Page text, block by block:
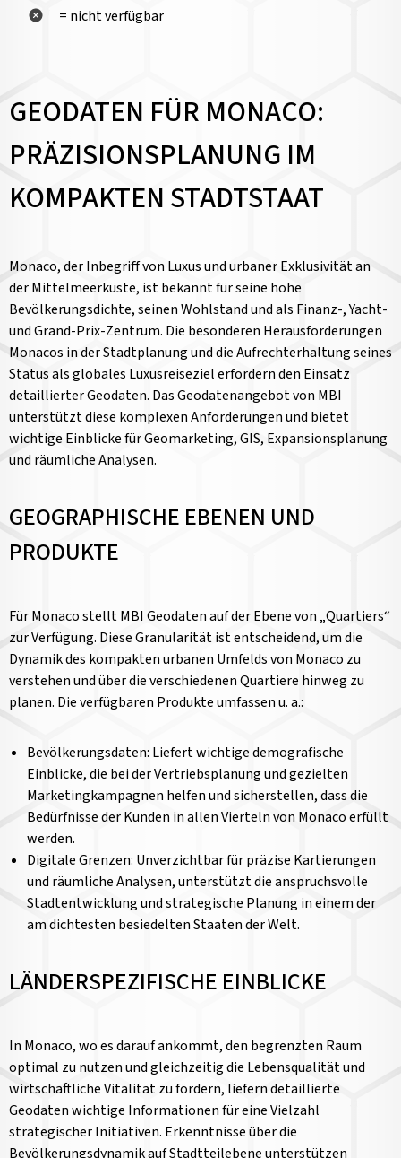
= nicht verfügbar
GEODATEN FÜR MONACO:
PRÄZISIONSPLANUNG IM
KOMPAKTEN STADTSTAAT
Monaco, der Inbegriff von Luxus und urbaner Exklusivität an
der Mittelmeerküste, ist bekannt für seine hohe
Bevölkerungsdichte, seinen Wohlstand und als Finanz-, Yacht-
und Grand-Prix-Zentrum. Die besonderen Herausforderungen
Monacos in der Stadtplanung und die Aufrechterhaltung seines
Status als globales Luxusreiseziel erfordern den Einsatz
detaillierter Geodaten. Das Geodatenangebot von MBI
unterstützt diese komplexen Anforderungen und bietet
wichtige Einblicke für Geomarketing, GIS, Expansionsplanung
und räumliche Analysen.
GEOGRAPHISCHE EBENEN UND
PRODUKTE
Für Monaco stellt MBI Geodaten auf der Ebene von „Quartiers“
zur Verfügung. Diese Granularität ist entscheidend, um die
Dynamik des kompakten urbanen Umfelds von Monaco zu
verstehen und über die verschiedenen Quartiere hinweg zu
planen. Die verfügbaren Produkte umfassen u. a.:
Bevölkerungsdaten: Liefert wichtige demografische
Einblicke, die bei der Vertriebsplanung und gezielten
Marketingkampagnen helfen und sicherstellen, dass die
Bedürfnisse der Kunden in allen Vierteln von Monaco erfüllt
werden.
Digitale Grenzen: Unverzichtbar für präzise Kartierungen
und räumliche Analysen, unterstützt die anspruchsvolle
Stadtentwicklung und strategische Planung in einem der
am dichtesten besiedelten Staaten der Welt.
LÄNDERSPEZIFISCHE EINBLICKE
In Monaco, wo es darauf ankommt, den begrenzten Raum
optimal zu nutzen und gleichzeitig die Lebensqualität und
wirtschaftliche Vitalität zu fördern, liefern detaillierte
Geodaten wichtige Informationen für eine Vielzahl
strategischer Initiativen. Erkenntnisse über die
Bevölkerungsdynamik auf Stadtteilebene unterstützen